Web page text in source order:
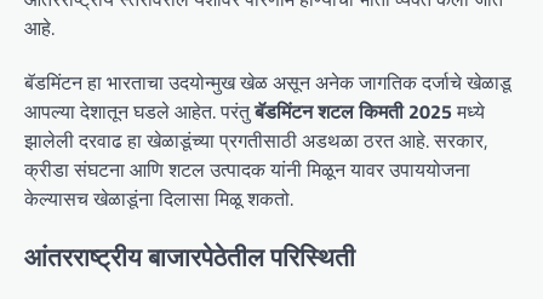
आहे.
बॅडमिंटन हा भारताचा उदयोन्मुख खेळ असून अनेक जागतिक दर्जाचे खेळाडू
आपल्या देशातून घडले आहेत. परंतुबॅडमिंटन शटल किमती 2025मध्ये
झालेली दरवाढ हा खेळाडूंच्या प्रगतीसाठी अडथळा ठरत आहे. सरकार,
क्रीडा संघटना आणि शटल उत्पादक यांनी मिळून यावर उपाययोजना
केल्यासच खेळाडूंना दिलासा मिळू शकतो.
आंतरराष्ट्रीय बाजारपेठेतील परिस्थिती